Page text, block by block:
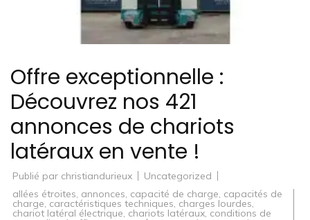
Offre exceptionnelle :
Découvrez nos 421
annonces de chariots
latéraux en vente !
Publié par christiandurieux
Uncategorized
allées étroites, annonces, capacité de charge, capacités de
charge, caractéristiques techniques, charges lourdes,
chariot latéral électrique, chariots latéraux, conditions de